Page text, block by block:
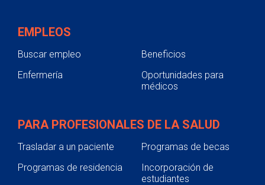
EMPLEOS
Buscar empleo
Beneficios
Enfermería
Oportunidades para
médicos
PARA PROFESIONALES DE LA SALUD
Trasladar a un paciente
Programas de becas
Programas de residencia
Incorporación de
estudiantes